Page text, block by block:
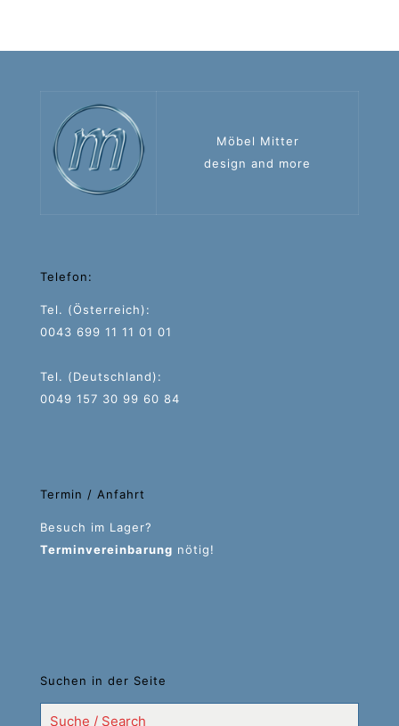
Möbel Mitter
design and more
Telefon:
Tel. (Österreich):
0043 699 11 11 01 01
Tel. (Deutschland):
0049 157 30 99 60 84
Termin / Anfahrt
Besuch im Lager?
Terminvereinbarung nötig!
Suchen in der Seite